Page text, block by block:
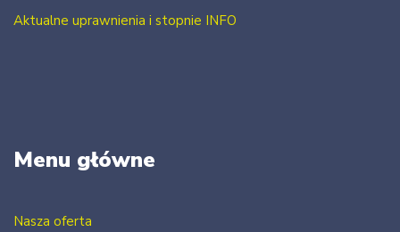
Aktualne uprawnienia i stopnie INFO
Menu główne
Nasza oferta